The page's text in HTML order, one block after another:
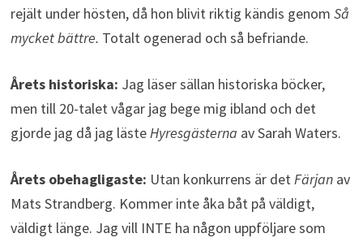
rejält under hösten, då hon blivit riktig kändis genom Så
mycket bättre. Totalt ogenerad och så befriande.
Årets historiska: Jag läser sällan historiska böcker,
men till 20-talet vågar jag bege mig ibland och det
gjorde jag då jag lästeHyresgästerna av Sarah Waters.
Årets obehagligaste: Utan konkurrens är detFärjanav
Mats Strandberg. Kommer inte åka båt på väldigt,
väldigt länge. Jag vill INTE ha någon uppföljare som